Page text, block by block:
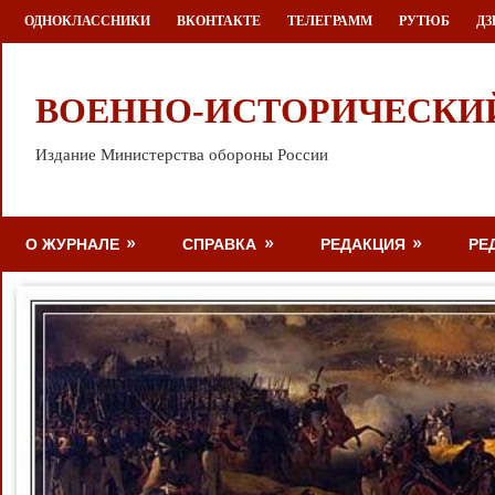
Перейти
к
ОДНОКЛАССНИКИ ВКОНТАКТЕ ТЕЛЕГРАММ РУТЮБ
ВОЕННО-
Издание Министерства обороны России
О ЖУРНАЛЕ СПРАВКА РЕДАКЦИЯ